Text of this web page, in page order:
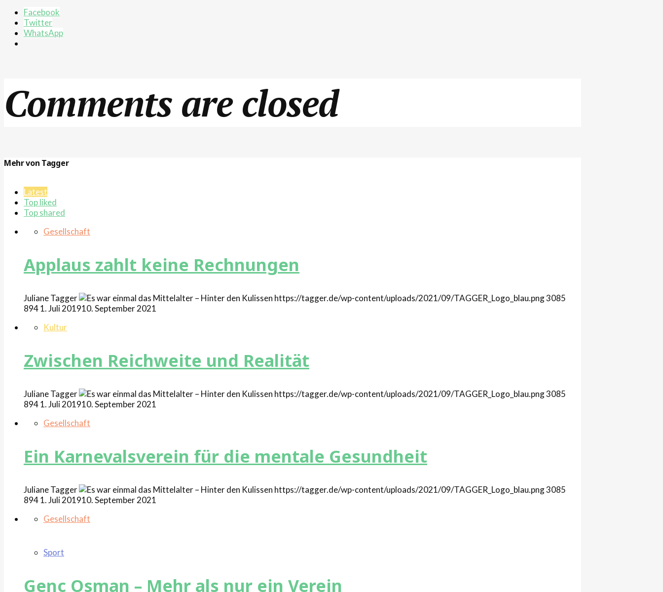
Facebook
Twitter
WhatsApp
Comments are closed
Mehr von Tagger
Latest
Top liked
Top shared
Gesellschaft
Applaus zahlt keine Rechnungen
JulianeTagger https://tagger.de/wp-content/uploads/2021/09/TAGGER_Logo_blau.png3085
8941. Juli 201910. September 2021
Kultur
Zwischen Reichweite und Realität
JulianeTagger https://tagger.de/wp-content/uploads/2021/09/TAGGER_Logo_blau.png3085
8941. Juli 201910. September 2021
Gesellschaft
Ein Karnevalsverein für die mentale Gesundheit
JulianeTagger https://tagger.de/wp-content/uploads/2021/09/TAGGER_Logo_blau.png3085
8941. Juli 201910. September 2021
Gesellschaft
Sport
Genc Osman – Mehr als nur ein Verein